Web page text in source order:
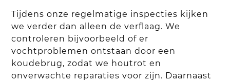
Tijdens onze regelmatige inspecties kijken
we verder dan alleen de verflaag. We
controleren bijvoorbeeld of er
vochtproblemen ontstaan door een
koudebrug, zodat we houtrot en
onverwachte reparaties voor zijn. Daarnaast